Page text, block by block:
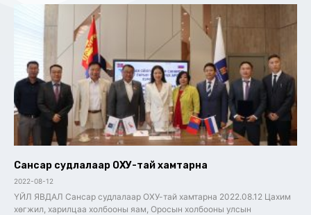
Сансар судлалаар ОХУ-тай хамтарна
2022-08-12
ҮЙЛ ЯВДАЛ Сансар судлалаар ОХУ-тай хамтарна 2022.08.12 Цахим
хөгжил, харилцаа холбооны яам, Оросын холбооны улсын